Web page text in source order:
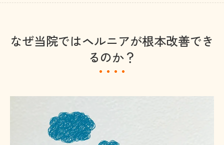
なぜ当院ではヘルニアが根本改善でき
るのか？